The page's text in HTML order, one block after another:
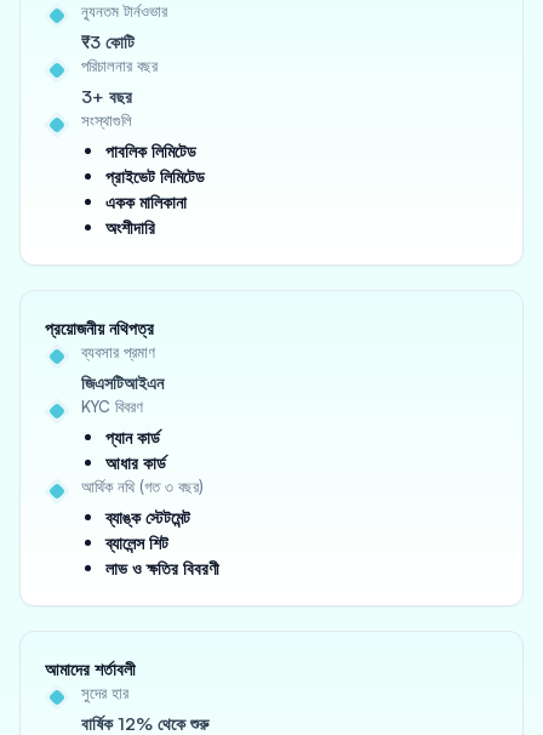
ন্যূনতম টার্নওভার
₹3 কোটি
পরিচালনার বছর
3+ বছর
সংস্থাগুলি
পাবলিক লিমিটেড
প্রাইভেট লিমিটেড
একক মালিকানা
অংশীদারি
প্রয়োজনীয় নথিপত্র
ব্যবসার প্রমাণ
জিএসটিআইএন
KYC বিবরণ
প্যান কার্ড
আধার কার্ড
আর্থিক নথি (গত ৩ বছর)
ব্যাঙ্ক স্টেটমেন্ট
ব্যালেন্স শিট
লাভ ও ক্ষতির বিবরণী
আমাদের শর্তাবলী
সুদের হার
বার্ষিক 12% থেকে শুরু